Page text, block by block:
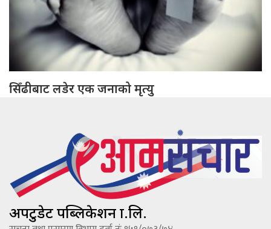
सिँढीबाट लडेर एक जनाको मृत्यु
अपटुडेट पब्लिकेशन प्रा.लि.